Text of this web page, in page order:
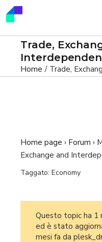
Trade,
Home Trade,
Home page › Forum ›
Exchange and
Taggato:Economy
Questo topic ha 1
ed è stato
mesi fa da